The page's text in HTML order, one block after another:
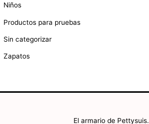
Niños
Productos para pruebas
Sin categorizar
Zapatos
El armario de Pettysuis.